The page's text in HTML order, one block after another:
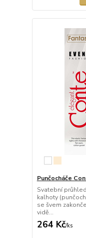
Punčocháče
Svatební
kalhoty
se švem
vidě...
264 Kč/ks